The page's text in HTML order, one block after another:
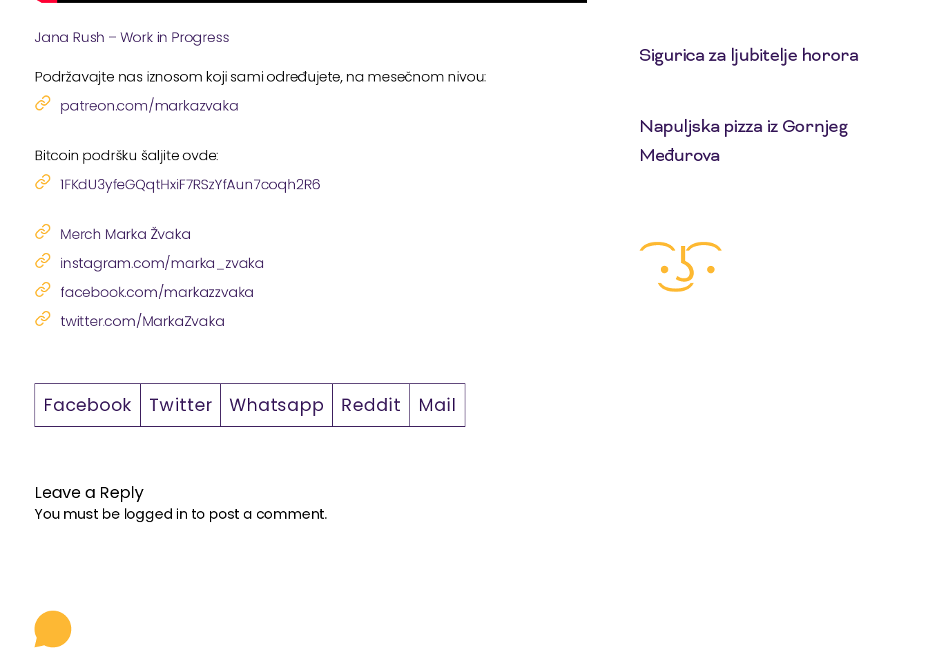
Jana Rush – Work in Progress
Podržavajte nas iznosom koji sami određujete, na mesečnom nivou:
patreon.com/markazvaka
Bitcoin podršku šaljite ovde:
1FKdU3yfeGQqtHxiF7RSzYfAun7coqh2R6
Merch Marka Žvaka
instagram.com/marka_zvaka
facebook.com/markazzvaka
twitter.com/MarkaZvaka
Facebook Twitter Whatsapp Reddit Mail
Leave a Reply
You must be logged in to post a comment.
Sigurica za ljubitelje horora
Napuljska pizza iz Gornjeg
Međurova